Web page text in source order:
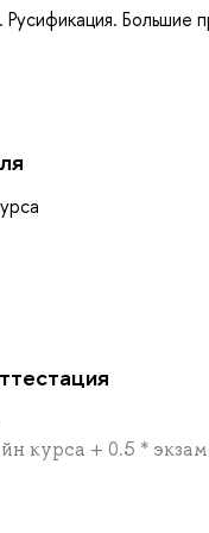
Большие
курса + 0.5 *